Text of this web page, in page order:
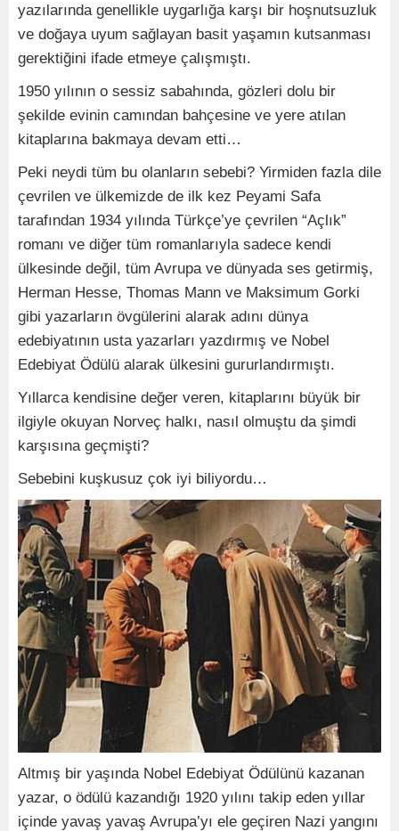
yazılarında genellikle uygarlığa karşı bir hoşnutsuzluk
ve doğaya uyum sağlayan basit yaşamın kutsanması
gerektiğini ifade etmeye çalışmıştı.
1950 yılının o sessiz sabahında, gözleri dolu bir
şekilde evinin camından bahçesine ve yere atılan
kitaplarına bakmaya devam etti…
Peki neydi tüm bu olanların sebebi? Yirmiden fazla dile
çevrilen ve ülkemizde de ilk kez Peyami Safa
tarafından 1934 yılında Türkçe’ye çevrilen “Açlık”
romanı ve diğer tüm romanlarıyla sadece kendi
ülkesinde değil, tüm Avrupa ve dünyada ses getirmiş,
Herman Hesse, Thomas Mann ve Maksimum Gorki
gibi yazarların övgülerini alarak adını dünya
edebiyatının usta yazarları yazdırmış ve Nobel
Edebiyat Ödülü alarak ülkesini gururlandırmıştı.
Yıllarca kendisine değer veren, kitaplarını büyük bir
ilgiyle okuyan Norveç halkı, nasıl olmuştu da şimdi
karşısına geçmişti?
Sebebini kuşkusuz çok iyi biliyordu…
Altmış bir yaşında Nobel Edebiyat Ödülünü kazanan
yazar, o ödülü kazandığı 1920 yılını takip eden yıllar
içinde yavaş yavaş Avrupa’yı ele geçiren Nazi yangını